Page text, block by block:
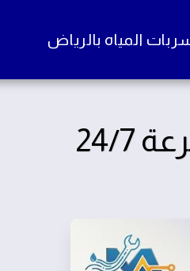
المياه بالرياض
7